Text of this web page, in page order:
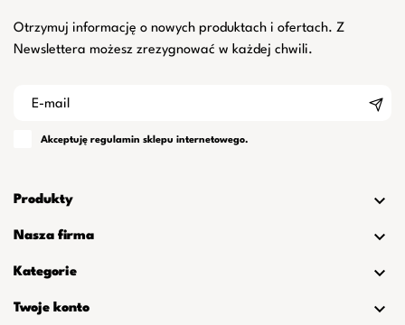
Otrzymuj informację o nowych produktach i ofertach. Z
Newslettera możesz zrezygnować w każdej chwili.
Akceptuję regulamin sklepu internetowego.
Produkty 
Nasza firma 
Kategorie 
Twoje konto 